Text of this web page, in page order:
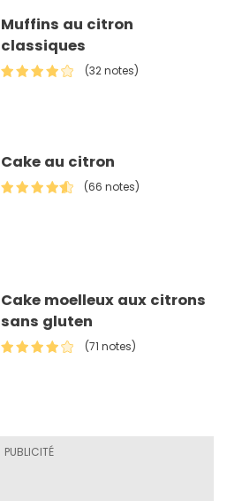
Muffins au citron
classiques
(32 notes)
Cake au citron
(66 notes)
Cake moelleux aux citrons
sans gluten
(71 notes)